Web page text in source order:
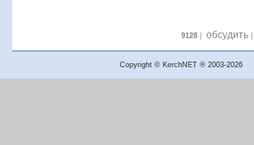
9128| обсудить|
Copyright © KerchNET ® 2003-2026